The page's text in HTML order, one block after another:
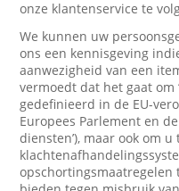
onze klantenservice te
We kunnen uw
ons een kennisgeving
aanwezigheid van een
vermoedt dat het gaat om
gedefinieerd in de EU-
Europees Parlement en de
diensten’), maar ook om
opschortingsmaatregelen